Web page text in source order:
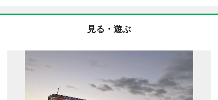
見る・遊ぶ